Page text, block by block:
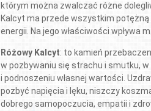
którym można zwalczać różne
Kalcyt ma przede wszystkim
energii. Na jego właściwości wpływa
Różowy Kalcyt: to kamień
w pozbywaniu się strachu i smutku,
i podnoszeniu własnej wartości.
pozbyć napięcia i lęku, niszczy
dobrego samopoczucia, empatii i